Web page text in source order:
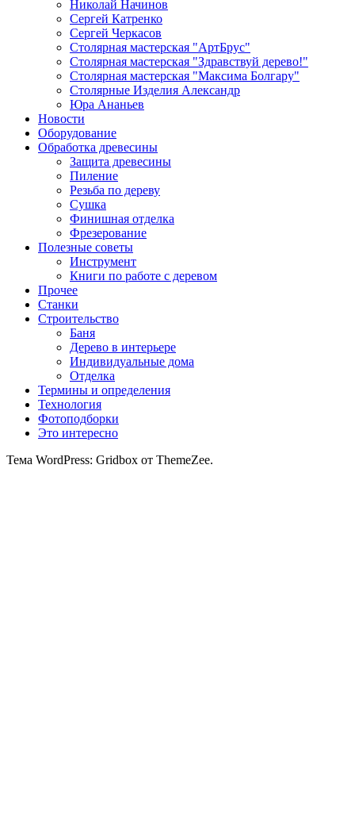
Николай Начинов
Сергей Катренко
Сергей Черкасов
Столярная мастерская "АртБрус"
Столярная мастерская "Здравствуй дерево!"
Столярная мастерская "Максима Болгару"
Столярные Изделия Александр
Юра Ананьев
Новости
Оборудование
Обработка древесины
Защита древесины
Пиление
Резьба по дереву
Сушка
Финишная отделка
Фрезерование
Полезные советы
Инструмент
Книги по работе с деревом
Прочее
Станки
Строительство
Баня
Дерево в интерьере
Индивидуальные дома
Отделка
Термины и определения
Технология
Фотоподборки
Это интересно
Тема WordPress: Gridbox от ThemeZee.